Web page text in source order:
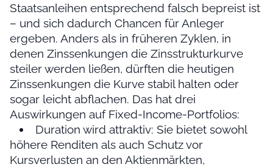
Staatsanleihen entsprechend falsch bepreist ist
– und sich dadurch Chancen für Anleger
ergeben. Anders als in früheren Zyklen, in
denen Zinssenkungen die Zinsstrukturkurve
steiler werden ließen, dürften die heutigen
Zinssenkungen die Kurve stabil halten oder
sogar leicht abflachen. Das hat drei
Auswirkungen auf Fixed-Income-Portfolios:
Duration wird attraktiv: Sie bietet sowohl
höhere Renditen als auch Schutz vor
Kursverlusten an den Aktienmärkten,